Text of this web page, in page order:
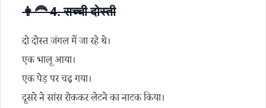
👩‍🦰 4. सच्ची दोस्ती
दो दोस्त जंगल में जा रहे थे।
एक भालू आया।
एक पेड़ पर चढ़ गया।
दूसरे ने सांस रोककर लेटने का नाटक किया।